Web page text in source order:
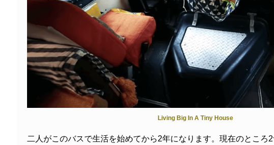
Living Big In A Tiny House
二人がこのバスで生活を始めてから2年になります。現在のところ